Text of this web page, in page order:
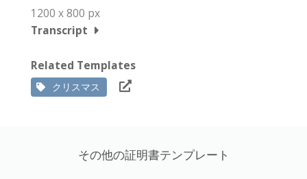
1200 x 800 px
Transcript
Related Templates
クリスマス
その他の証明書テンプレート